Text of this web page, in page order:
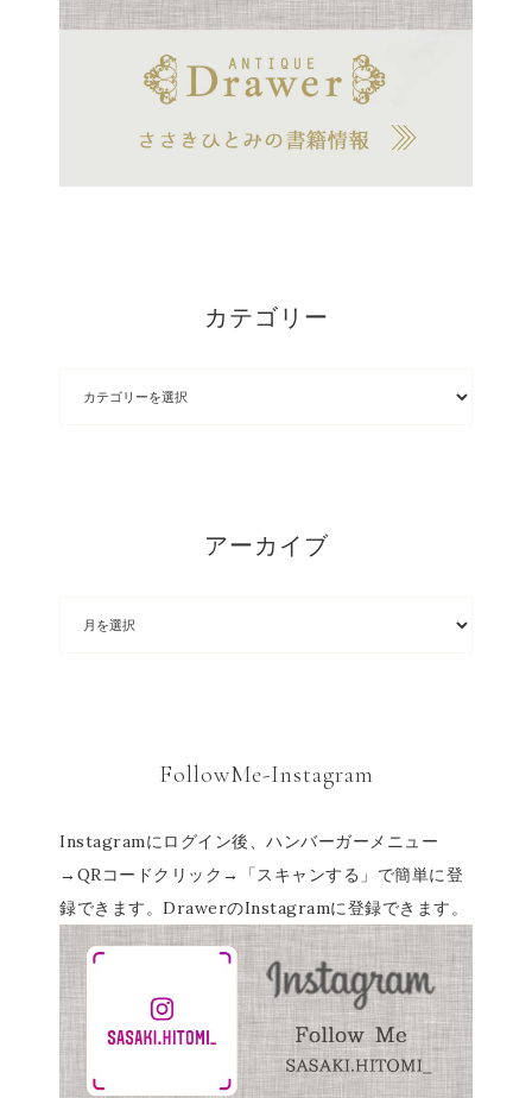
カテゴリー
アーカイブ
FollowMe-Instagram
Instagramにログイン後、ハンバーガーメニュー
→QRコードクリック→「スキャンする」で簡単に登
録できます。DrawerのInstagramに登録できます。